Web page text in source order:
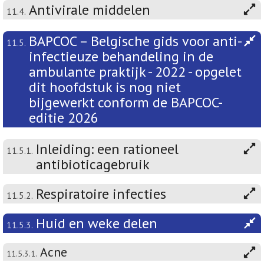
11.4. Antivirale middelen
11.5. BAPCOC – Belgische gids voor anti-
infectieuze behandeling in de
ambulante praktijk - 2022 - opgelet
dit hoofdstuk is nog niet
bijgewerkt conform de BAPCOC-
editie 2026
11.5.1. Inleiding: een rationeel
antibioticagebruik
11.5.2. Respiratoire infecties
11.5.3. Huid en weke delen
11.5.3.1. Acne